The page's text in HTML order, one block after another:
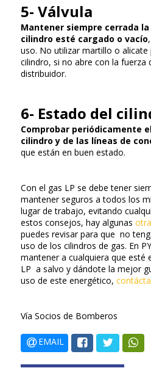
5- Válvula
Mantener siempre cerrada
cilindro esté cargado o vacío
uso. No utilizar martillo o alicate
cilindro, si no abre con la fuerza
distribuidor.
6- Estado del
Comprobar periódicamente
cilindro y de las líneas de
que están en buen estado.
Con el gas LP se debe tener
mantener seguros a todos los
lugar de trabajo, evitando
estos consejos, hay algunas
puedes revisar para que no
uso de los cilindros de gas. En
mantener a cualquiera que esté
LP a salvo y dándote la mejor
uso de este energético,
Vía Socios de Bomberos
EMAIL